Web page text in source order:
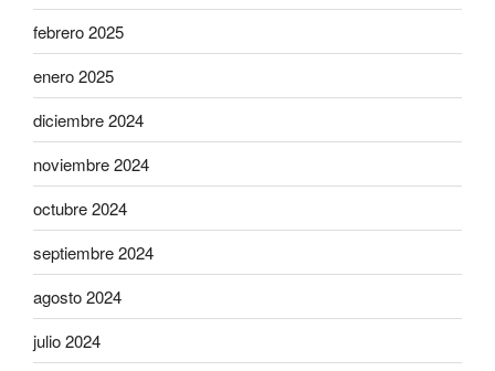
febrero 2025
enero 2025
diciembre 2024
noviembre 2024
octubre 2024
septiembre 2024
agosto 2024
julio 2024